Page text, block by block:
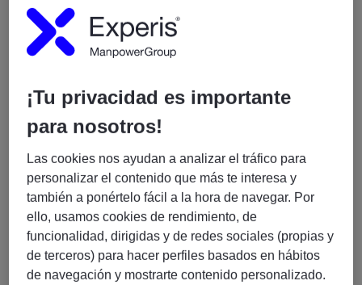
Por comunidad autonóma
VER TODAS LAS OFICINAS
Nuestras marcas especializadas
¡Tu privacidad es importante
para nosotros!
Las cookies nos ayudan a analizar el tráfico para
personalizar el contenido que más te interesa y
también a ponértelo fácil a la hora de navegar. Por
ello, usamos cookies de rendimiento, de
funcionalidad, dirigidas y de redes sociales (propias y
de terceros) para hacer perfiles basados en hábitos
de navegación y mostrarte contenido personalizado.